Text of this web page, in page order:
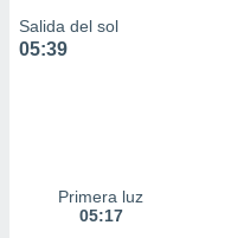
Salida del sol
05:39
Primera luz
05:17